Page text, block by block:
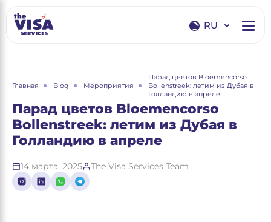
RU
RU
Главная Blog Мероприятия
Парад цветов Bloemencorso
Bollenstreek: летим из Дубая в
Голландию в апреле
Парад цветов Bloemencorso
Bollenstreek: летим из Дубая в
Голландию в апреле
14 марта, 2025 The Visa Services Team